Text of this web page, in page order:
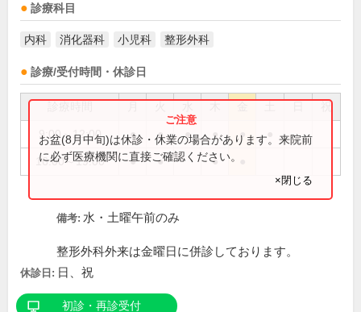
診療科目
内科 消化器科 小児科 整形外科
診療/受付時間・休診日
祝
9:00～12:00 ● ● ● ● ●
16:00～19:00 ● ● ●
お盆(8月中旬)は休診・休業の場合があります。来院前
に必ず医療機関に直接ご確認ください。
×閉じる
備考: 水・土曜午前のみ
整形外科外来は金曜日に併診しております。
休診日: 日、祝
初診・再診受付